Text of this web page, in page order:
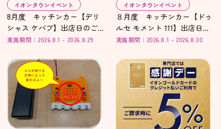
イオンタウンイベント
8月度 キッチンカー【デリ
シャス ケバブ】出店日のご案
内
実施期間：2026.8.1 - 2026.8.29
イオンタウンイベント
８月度 キッチンカー【ドゥ
ルセ モメント 111】出店日の
ご案内
実施期間：2026.8.1 - 2026.8.30